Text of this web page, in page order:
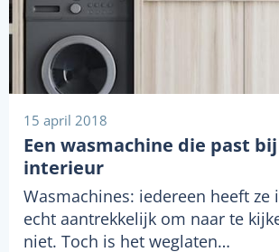
15 april 2018
Een wasmachine die past
interieur
Wasmachines: iedereen heeft ze
echt aantrekkelijk om naar te
niet. Toch is het weglaten…